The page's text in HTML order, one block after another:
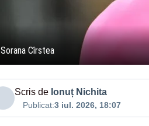
Sorana Cîrstea
Scris de Ionuț Nichita
Publicat:3 iul. 2026, 18:07